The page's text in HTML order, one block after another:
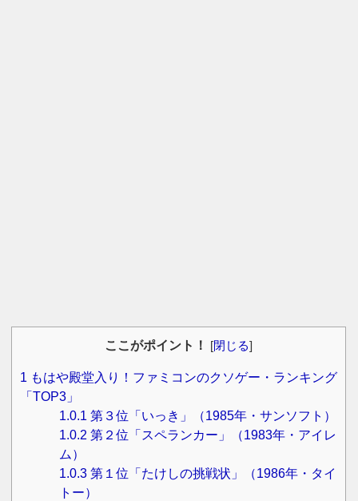
ここがポイント！ [閉じる]
1 もはや殿堂入り！ファミコンのクソゲー・ランキング
「TOP3」
1.0.1 第３位「いっき」（1985年・サンソフト）
1.0.2 第２位「スペランカー」（1983年・アイレ
ム）
1.0.3第１位「たけしの挑戦状」（1986年・タイ
トー）